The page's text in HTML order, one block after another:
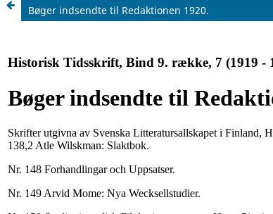
Bøger indsendte til Redaktionen 1920.